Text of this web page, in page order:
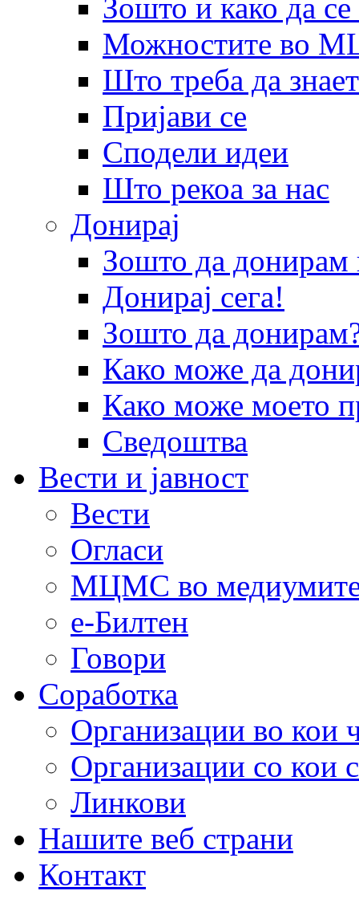
Зошто и како да
Можностите во
Што треба да
Пријави се
Сподели идеи
Што рекоа за нас
Донирај
Зошто да
Донирај сега!
Зошто да
Како може да
Како може моето
Сведоштва
Вести и јавност
Вести
Огласи
МЦМС во
е-Билтен
Говори
Соработка
Организации во кои
Организации со кои
Линкови
Нашите веб страни
Контакт